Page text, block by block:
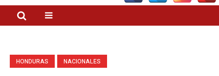
HONDURAS NACIONALES